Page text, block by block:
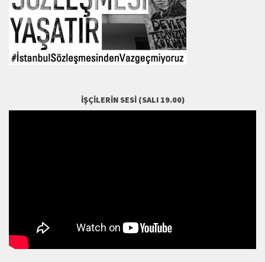
İŞÇILERIN SESI (SALI 19.00)